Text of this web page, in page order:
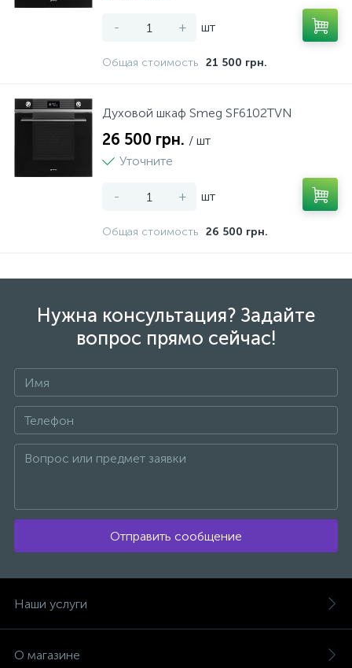
- + шт
Общая стоимость 21 500 грн.
Духовой шкаф Smeg SF6102TVN
26 500 грн. / шт
Уточните
- + шт
Общая стоимость 26 500 грн.
Нужна консультация? Задайте
вопрос прямо сейчас!
Отправить сообщение
Наши услуги
О магазине